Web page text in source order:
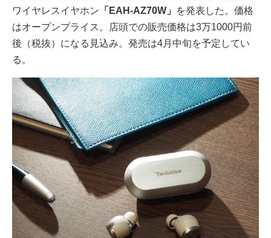
ワイヤレスイヤホン 「EAH-AZ70W」
を発表した。価格
はオープンプライス。店頭での販売価格は3万1000円前
後（税抜）になる見込み。発売は4月中旬を予定してい
る。